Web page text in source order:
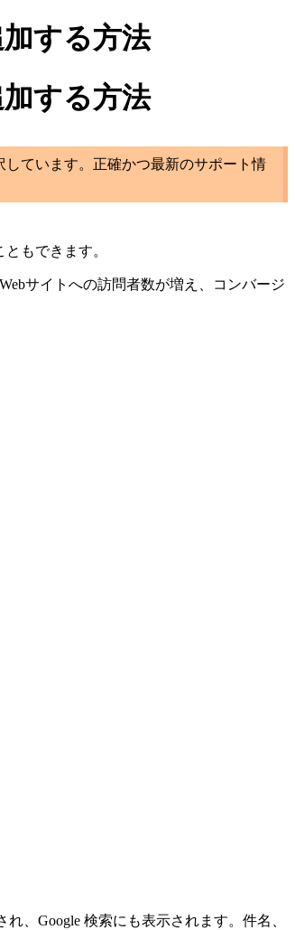
する方法
する方法
ています。正確かつ最新のサポート情
もできます。
サイトへの訪問者数が増え、コンバージ
、Google 検索にも表示されます。件名、